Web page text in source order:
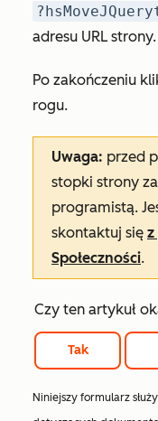
adresu URL strony.
Po zakończeniu
rogu.
Uwaga: przed
stopki strony
programistą.
skontaktuj się z
Społeczności.
Czy ten artykuł
Tak
Niniejszy formularz